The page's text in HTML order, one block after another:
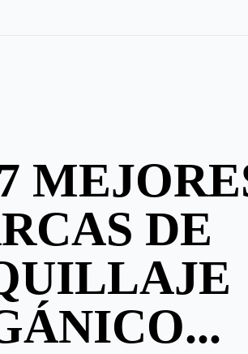
DE